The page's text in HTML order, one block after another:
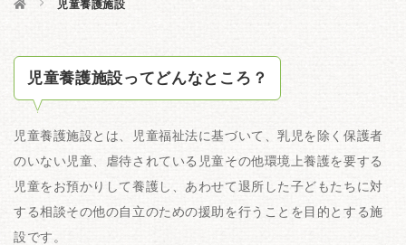
 児童養護施設
児童養護施設ってどんなところ？
児童養護施設とは、児童福祉法に基づいて、乳児を除く保護者
のいない児童、虐待されている児童その他環境上養護を要する
児童をお預かりして養護し、あわせて退所した子どもたちに対
する相談その他の自立のための援助を行うことを目的とする施
設です。